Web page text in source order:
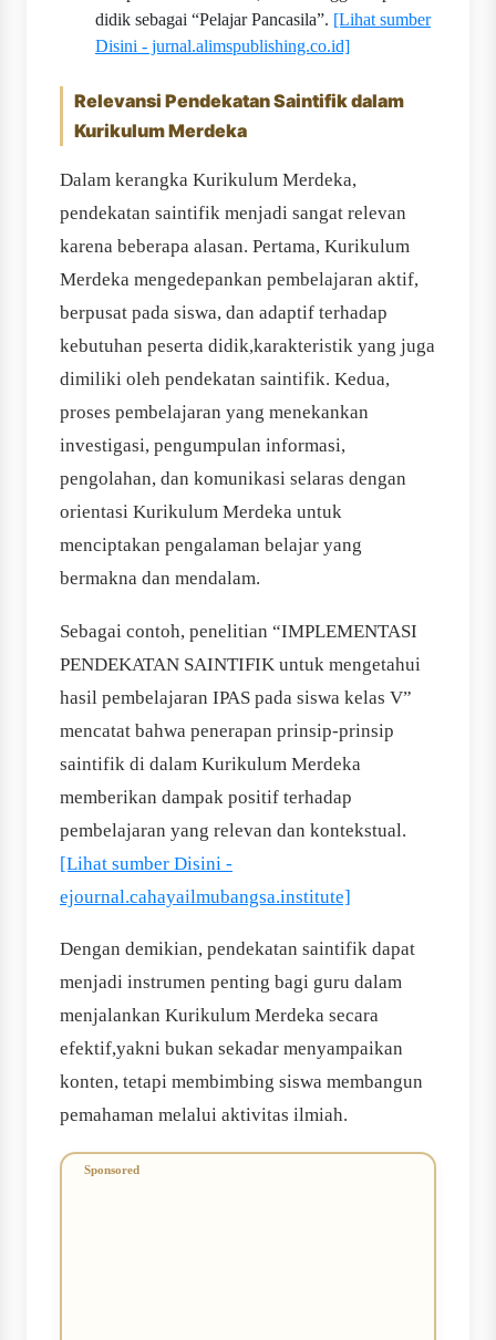
didik sebagai “Pelajar Pancasila”. [Lihat sumber
Disini - jurnal.alimspublishing.co.id]
Relevansi Pendekatan Saintifik dalam
Kurikulum Merdeka
Dalam kerangka Kurikulum Merdeka,
pendekatan saintifik menjadi sangat relevan
karena beberapa alasan. Pertama, Kurikulum
Merdeka mengedepankan pembelajaran aktif,
berpusat pada siswa, dan adaptif terhadap
kebutuhan peserta didik,karakteristik yang juga
dimiliki oleh pendekatan saintifik. Kedua,
proses pembelajaran yang menekankan
investigasi, pengumpulan informasi,
pengolahan, dan komunikasi selaras dengan
orientasi Kurikulum Merdeka untuk
menciptakan pengalaman belajar yang
bermakna dan mendalam.
Sebagai contoh, penelitian “IMPLEMENTASI
PENDEKATAN SAINTIFIK untuk mengetahui
hasil pembelajaran IPAS pada siswa kelas V”
mencatat bahwa penerapan prinsip-prinsip
saintifik di dalam Kurikulum Merdeka
memberikan dampak positif terhadap
pembelajaran yang relevan dan kontekstual.
[Lihat sumber Disini -
ejournal.cahayailmubangsa.institute]
Dengan demikian, pendekatan saintifik dapat
menjadi instrumen penting bagi guru dalam
menjalankan Kurikulum Merdeka secara
efektif,yakni bukan sekadar menyampaikan
konten, tetapi membimbing siswa membangun
pemahaman melalui aktivitas ilmiah.